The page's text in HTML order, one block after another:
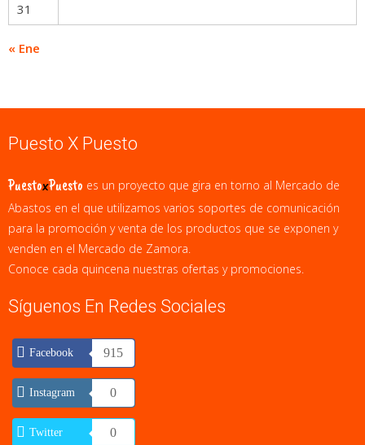
31
« Ene
Puesto X Puesto
PuestoxPuesto es un proyecto que gira en torno al Mercado de
Abastos en el que utilizamos varios soportes de comunicación
para la promoción y venta de los productos que se exponen y
venden en el Mercado de Zamora.
Conoce cada quincena nuestras ofertas y promociones.
Síguenos En Redes Sociales
Facebook 915
Instagram 0
Twitter 0